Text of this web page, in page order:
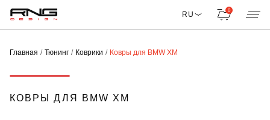
RU 0
Главная Тюнинг Коврики Ковры для BMW XM
КОВРЫ ДЛЯ BMW XM